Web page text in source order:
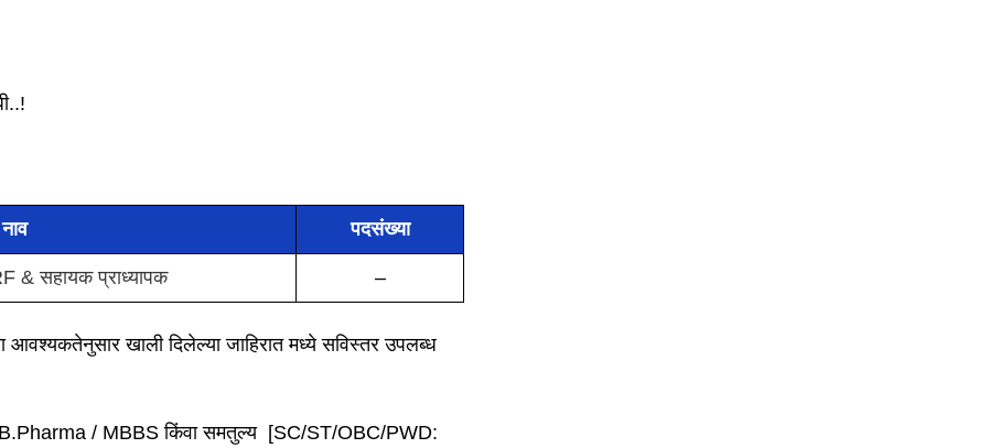
पदसंख्या
& सहायक प्राध्यापक –
आवश्यकतेनुसार खाली दिलेल्या जाहिरात मध्ये सविस्तर उपलब्ध
/ MBBS किंवा समतुल्य [SC/ST/OBC/PWD: